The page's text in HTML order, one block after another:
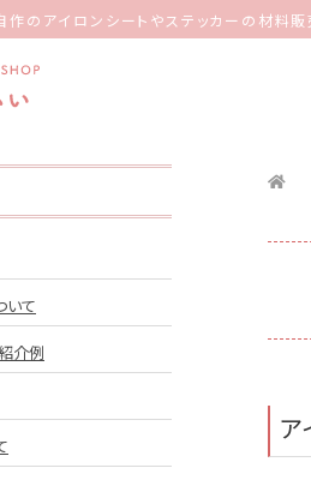
作のアイロンシートやステッカーの材料
ア
いて
介例